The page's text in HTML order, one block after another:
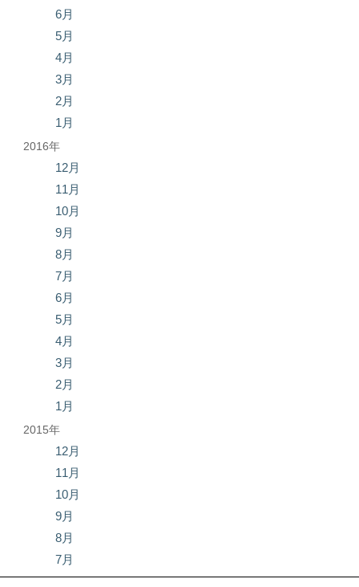
6月
5月
4月
3月
2月
1月
2016年
12月
11月
10月
9月
8月
7月
6月
5月
4月
3月
2月
1月
2015年
12月
11月
10月
9月
8月
7月